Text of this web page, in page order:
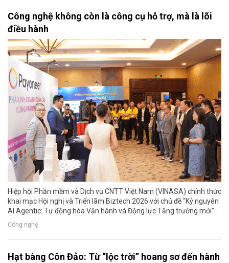
Công nghệ không còn là công cụ hỗ trợ, mà là lõi
điều hành
Hiệp hội Phần mềm và Dịch vụ CNTT Việt Nam (VINASA) chính thức
khai mạc Hội nghị và Triển lãm Biztech 2026 với chủ đề “Kỷ nguyên
AI Agentic: Tự động hóa Vận hành và Động lực Tăng trưởng mới”.
Công nghệ
Hạt bàng Côn Đảo: Từ “lộc trời” hoang sơ đến hành